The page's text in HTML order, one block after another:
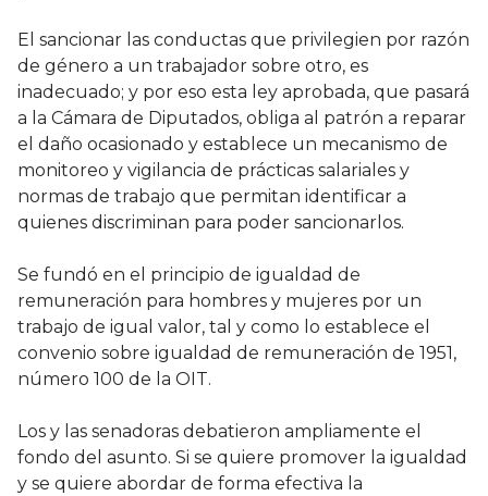
El sancionar las conductas que privilegien por razón
de género a un trabajador sobre otro, es
inadecuado; y por eso esta ley aprobada, que pasará
a la Cámara de Diputados, obliga al patrón a reparar
el daño ocasionado y establece un mecanismo de
monitoreo y vigilancia de prácticas salariales y
normas de trabajo que permitan identificar a
quienes discriminan para poder sancionarlos.
Se fundó en el principio de igualdad de
remuneración para hombres y mujeres por un
trabajo de igual valor, tal y como lo establece el
convenio sobre igualdad de remuneración de 1951,
número 100 de la OIT.
Los y las senadoras debatieron ampliamente el
fondo del asunto. Si se quiere promover la igualdad
y se quiere abordar de forma efectiva la